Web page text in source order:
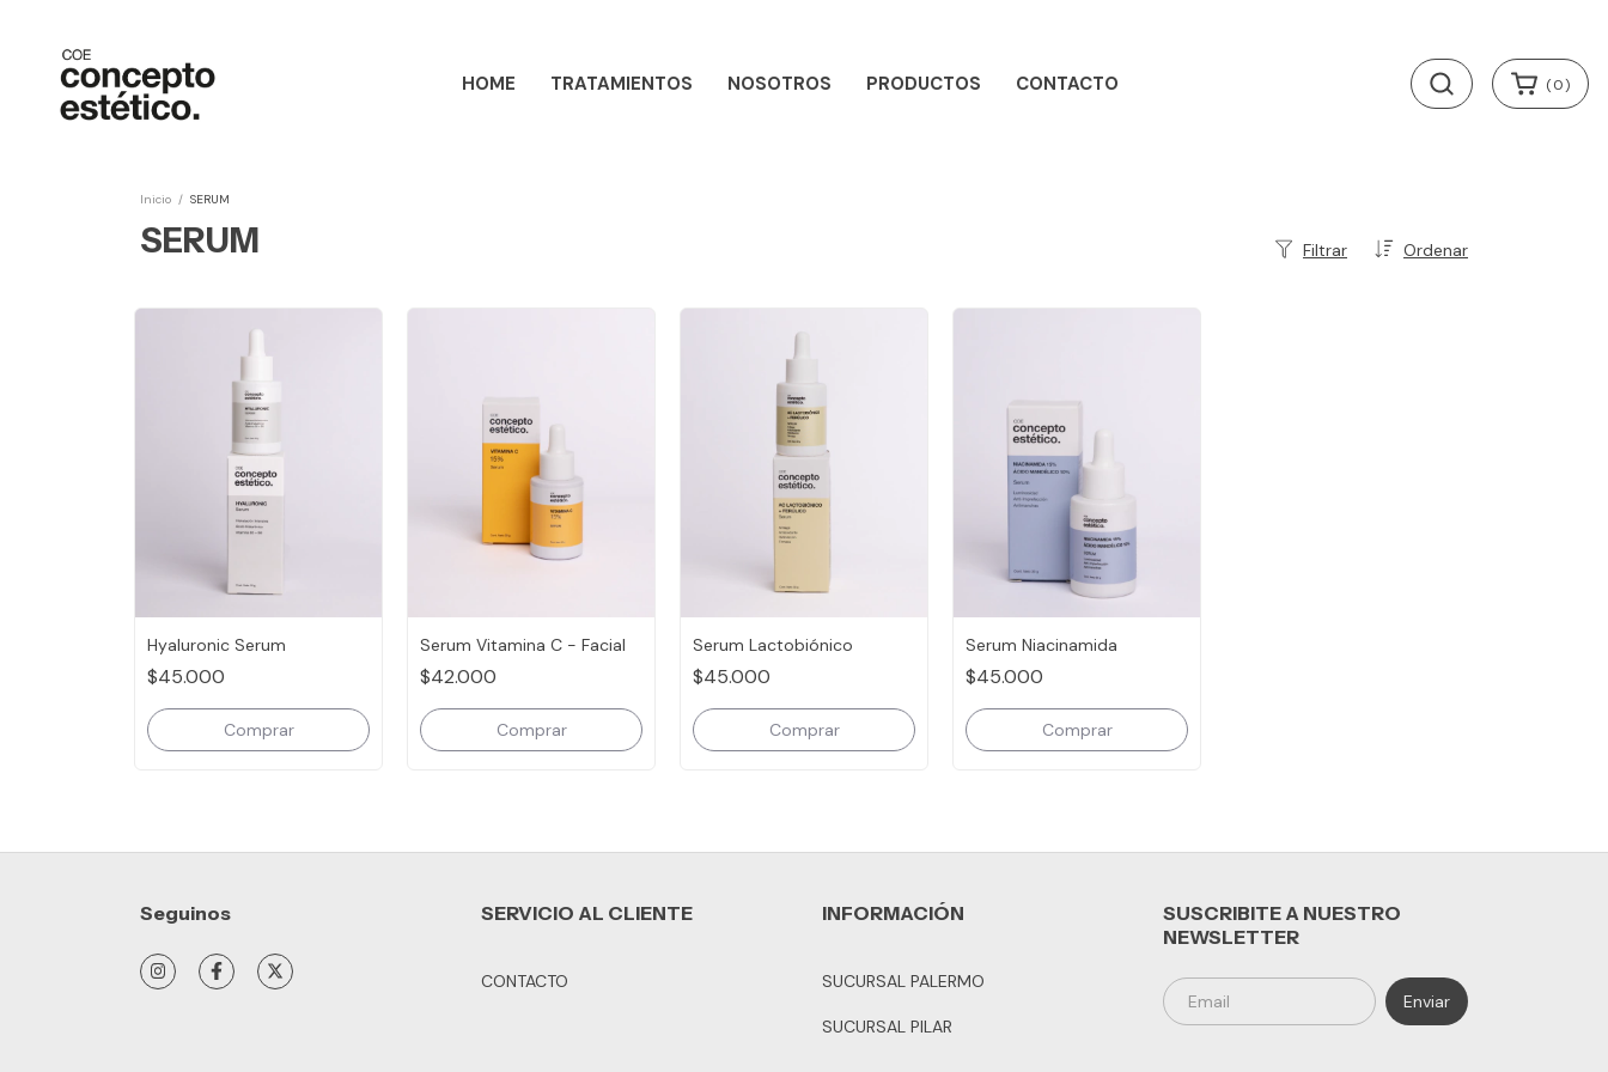
HOME TRATAMIENTOS NOSOTROS PRODUCTOS CONTACTO (0)
Inicio / SERUM
SERUM Ordenar
Filtrar
Hyaluronic Serum
$45.000
Serum Vitamina C - Facial
$42.000
Serum Lactobiónico
$45.000
Serum Niacinamida
$45.000
Seguinos SERVICIO AL CLIENTE
CONTACTO
INFORMACIÓN
SUCURSAL PALERMO
SUCURSAL PILAR
SUSCRIBITE A NUESTRO
NEWSLETTER